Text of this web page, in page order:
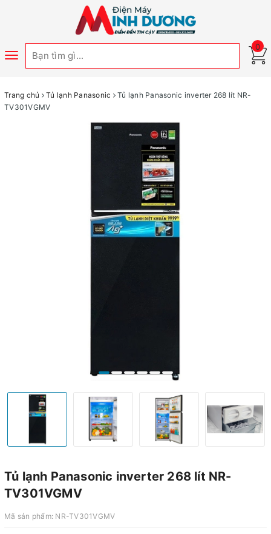
Toggle
0
Trang chủ Tủ lạnh Panasonic
Tủ lạnh Panasonic inverter 268 lít NR-
TV301VGMV
Tủ lạnh Panasonic inverter 268 lít NR-
TV301VGMV
Mã sản phẩm: NR-TV301VGMV